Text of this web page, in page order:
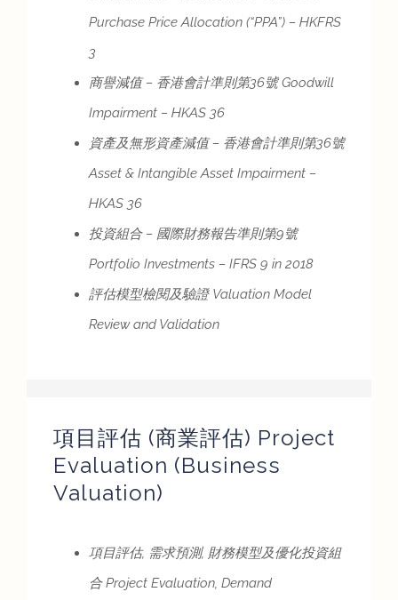
Purchase Price Allocation (“PPA”) –HKFRS
3
商譽減值 – 香港會計準則第36號 Goodwill
Impairment –HKAS 36
資產及無形資產減值 – 香港會計準則第36號
Asset & Intangible Asset Impairment –
HKAS 36
投資組合 – 國際財務報告準則第9號
Portfolio Investments –IFRS 9 in 2018
評估模型檢閱及驗證 Valuation Model
Review and Validation
項目評估 (商業評估) Project
Evaluation (Business
Valuation)
項目評估, 需求預測, 財務模型及優化投資組
合 Project Evaluation, Demand